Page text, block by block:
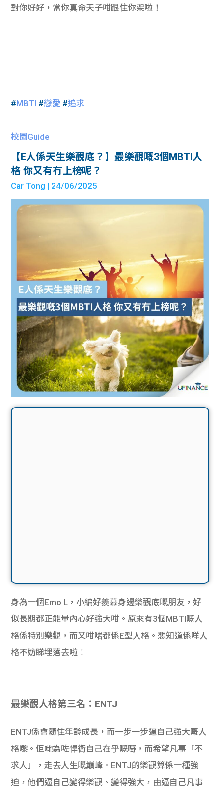
對你好好，當你真命天子咁跟住你架啦！
#MBTI #戀愛 #追求
校園Guide
【E人係天生樂觀底？】最樂觀嘅3個MBTI人
格 你又有冇上榜呢？
Car Tong | 24/06/2025
身為一個Emo L，小編好羨慕身邊樂觀底嘅朋友，好
似長期都正能量內心好強大咁。原來有3個MBTI嘅人
格係特別樂觀，而又咁啱都係E型人格。想知道係咩人
格不妨睇埋落去啦！
最樂觀人格第三名：ENTJ
ENTJ係會隨住年齡成長，而一步一步逼自己強大嘅人
格嚟。佢哋為咗悍衛自己在乎嘅嘢，而希望凡事「不
求人」，走去人生嘅巔峰。ENTJ的樂觀算係一種強
迫，他們逼自己變得樂觀、變得強大，由逼自己凡事